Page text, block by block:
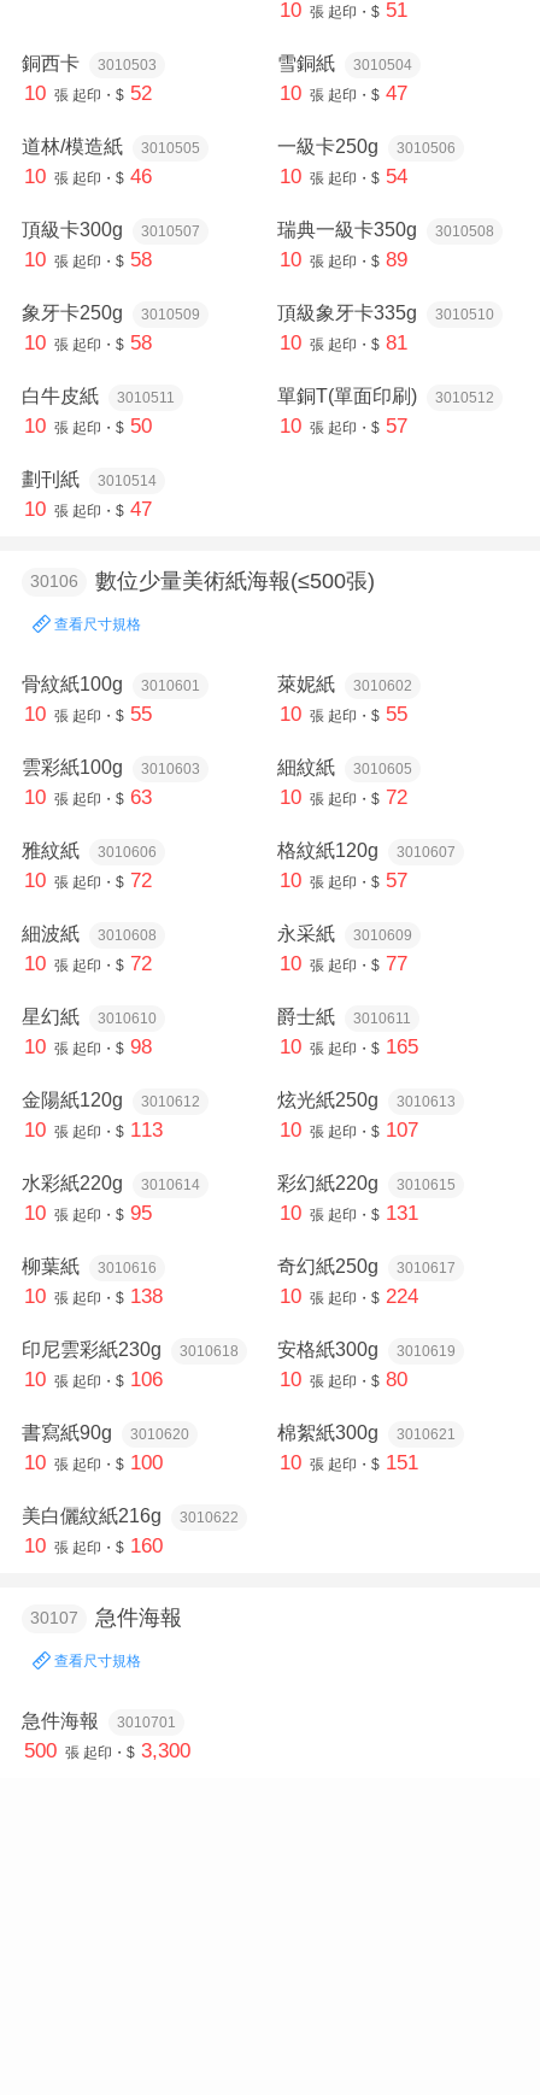
10 張 起印・$ 51
銅西卡 3010503
10 張 起印・$ 52
雪銅紙 3010504
10 張 起印・$ 47
道林/模造紙 3010505
10 張 起印・$ 46
一級卡250g 3010506
10 張 起印・$ 54
頂級卡300g 3010507
10 張 起印・$ 58
瑞典一級卡350g 3010508
10 張 起印・$ 89
象牙卡250g 3010509
10 張 起印・$ 58
頂級象牙卡335g 3010510
10 張 起印・$ 81
白牛皮紙 3010511
10 張 起印・$ 50
單銅T(單面印刷) 3010512
10 張 起印・$ 57
劃刊紙 3010514
10 張 起印・$ 47
30106 數位少量美術紙海報(≤500張)
查看尺寸規格
骨紋紙100g 3010601
10 張 起印・$ 55
萊妮紙 3010602
10 張 起印・$ 55
雲彩紙100g 3010603
10 張 起印・$ 63
細紋紙 3010605
10 張 起印・$ 72
雅紋紙 3010606
10 張 起印・$ 72
格紋紙120g 3010607
10 張 起印・$ 57
細波紙 3010608
10 張 起印・$ 72
永采紙 3010609
10 張 起印・$ 77
星幻紙 3010610
10 張 起印・$ 98
爵士紙 3010611
10 張 起印・$ 165
金陽紙120g 3010612
10 張 起印・$ 113
炫光紙250g 3010613
10 張 起印・$ 107
水彩紙220g 3010614
10 張 起印・$ 95
彩幻紙220g 3010615
10 張 起印・$ 131
柳葉紙 3010616
10 張 起印・$ 138
奇幻紙250g 3010617
10 張 起印・$ 224
印尼雲彩紙230g 3010618
10 張 起印・$ 106
安格紙300g 3010619
10 張 起印・$ 80
書寫紙90g 3010620
10 張 起印・$ 100
棉絮紙300g 3010621
10 張 起印・$ 151
美白儷紋紙216g 3010622
10 張 起印・$ 160
30107 急件海報
查看尺寸規格
急件海報 3010701
500 張 起印・$ 3,300